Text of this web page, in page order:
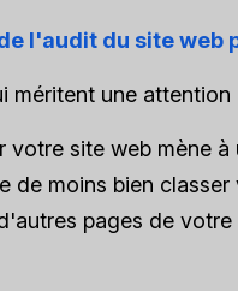
l'audit du site web
méritent une attention
votre site web mène
de moins bien
pages de